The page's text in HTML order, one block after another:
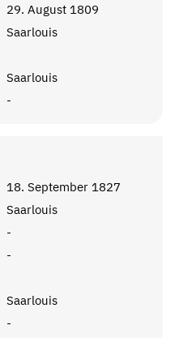
29. August 1809
Saarlouis
Saarlouis
-
18. September 1827
Saarlouis
-
-
Saarlouis
-